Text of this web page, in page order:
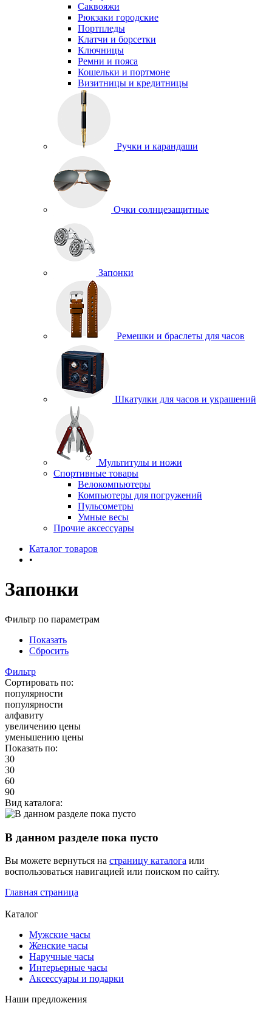
Саквояжи
Рюкзаки городские
Портпледы
Клатчи и борсетки
Ключницы
Ремни и пояса
Кошельки и портмоне
Визитницы и кредитницы
Ручки и карандаши
Очки солнцезащитные
Запонки
Ремешки и браслеты для часов
Шкатулки для часов и украшений
Мультитулы и ножи
Спортивные товары
Велокомпьютеры
Компьютеры для погружений
Пульсометры
Умные весы
Прочие аксессуары
Каталог товаров
•
Запонки
Фильтр по параметрам
Показать
Сбросить
Фильтр
Сортировать по:
популярности
популярности
алфавиту
увеличению цены
уменьшению цены
Показать по:
30
30
60
90
Вид каталога:
В данном разделе пока пусто
Вы можете вернуться на страницу каталога или
воспользоваться навигацией или поиском по сайту.
Главная страница
Каталог
Мужские часы
Женские часы
Наручные часы
Интерьерные часы
Аксессуары и подарки
Наши предложения